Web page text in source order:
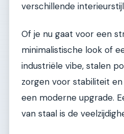
verschillende
Of je nu gaat voor een
minimalistische look of
industriële vibe, stalen
zorgen voor stabiliteit
een moderne upgrade.
van staal is de